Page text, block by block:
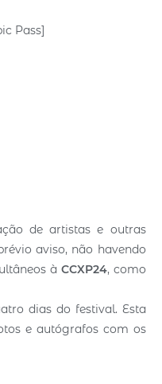
Pass]
de artistas e outras
aviso, não havendo
à CCXP24, como
dias do festival. Esta
e autógrafos com os